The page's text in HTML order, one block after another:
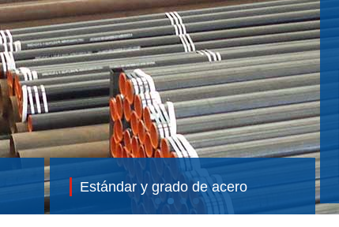
Estándar y grado de acero